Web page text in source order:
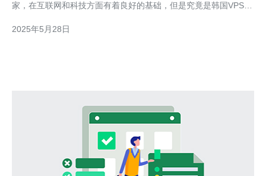
家，在互联网和科技方面有着良好的基础，但是究竟是韩国VPS还
发达的科技国家，在网络基础设施和互联网速度方面表现出色。韩
2025年5月28日